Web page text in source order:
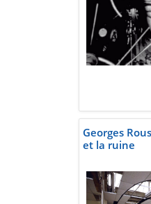
Georges
et la ruine